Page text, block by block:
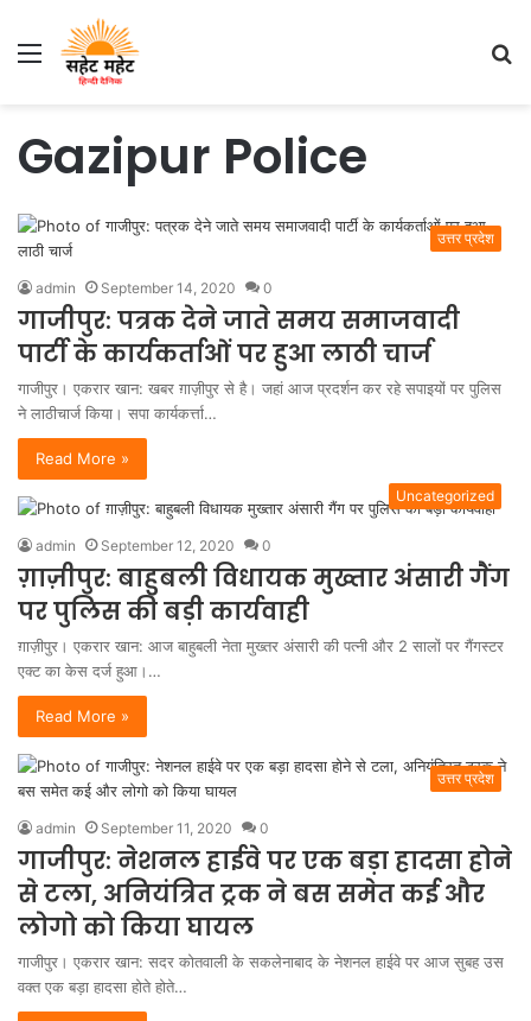
Menu
Gazipur Police
उत्तर प्रदेश
admin September 14, 2020 0
गाजीपुर: पत्रक देने जाते समय समाजवादी
पार्टी के कार्यकर्ताओं पर हुआ लाठी चार्ज
गाजीपुर। एकरार खान: खबर ग़ाज़ीपुर से है। जहां आज प्रदर्शन कर रहे सपाइयों पर पुलिस
ने लाठीचार्ज किया। सपा कार्यकर्त्ता…
Read More »
Uncategorized
admin September 12, 2020 0
ग़ाज़ीपुर: बाहुबली विधायक मुख्तार अंसारी गैंग
पर पुलिस की बड़ी कार्यवाही
ग़ाज़ीपुर। एकरार खान: आज बाहुबली नेता मुख्तर अंसारी की पत्नी और 2 सालों पर गैंगस्टर
एक्ट का केस दर्ज हुआ।…
Read More »
उत्तर प्रदेश
admin September 11, 2020 0
गाजीपुर: नेशनल हाईवे पर एक बड़ा हादसा होने
से टला, अनियंत्रित ट्रक ने बस समेत कई और
लोगो को किया घायल
गाजीपुर। एकरार खान: सदर कोतवाली के सकलेनाबाद के नेशनल हाईवे पर आज सुबह उस
वक्त एक बड़ा हादसा होते होते…